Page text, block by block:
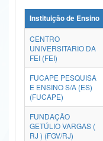
Ministério da Ciência,
Ministério do Meio Ambiente
Ministério do Turismo
Ministério do Desenvolvimento
Ministério da Mulher, da Família
Instituição de Ensino
CENTRO
UNIVERSITARIO DA
FEI (FEI)
FUCAPE PESQUISA
E ENSINO S/A (ES)
(FUCAPE)
FUNDAÇÃO
GETÚLIO VARGAS (
RJ ) (FGV/RJ)